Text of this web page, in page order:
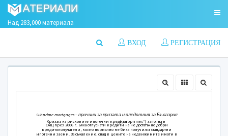
Над 283,000 материала
РЕГИСТРАЦИЯ
ВХОД